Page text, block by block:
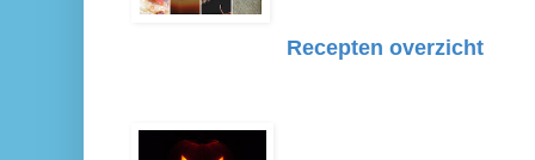
Recepten overzicht